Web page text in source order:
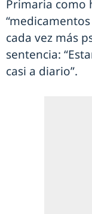
Primaria como
cada vez más
sentencia:
casi a diario”.